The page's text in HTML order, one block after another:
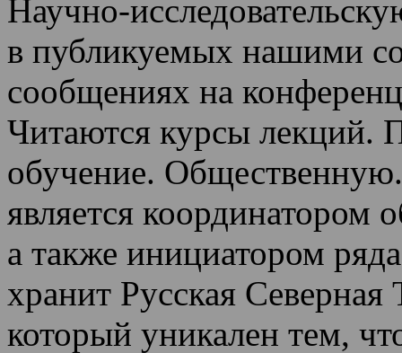
Научно-
в публикуемых нашими
сообщениях на
Читаются курсы лекций.
обучение.
является
а также инициатором
хранит Русская
который уникален тем,